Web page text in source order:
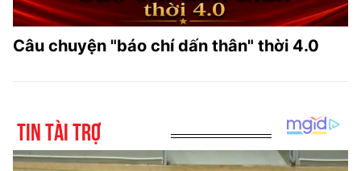
Câu chuyện "báo chí dấn thân" thời 4.0